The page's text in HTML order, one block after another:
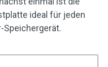
ideal für jeden
Speichergerät.